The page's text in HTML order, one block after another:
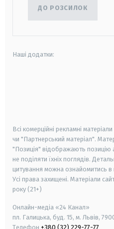
ДО РОЗСИЛОК
Наші додатки:
Всі комерційні рекламні
чи "Партнерський матеріал".
"Позиція" відображають позицію
не поділяти їхніх поглядів.
цитування можна ознайомитись в
Усі права захищені. Матеріали
року (21+)
Онлайн-медіа «24 Канал»
пл. Галицька, буд. 15, м. Львів,
Телефон +380 (32) 229-77-77